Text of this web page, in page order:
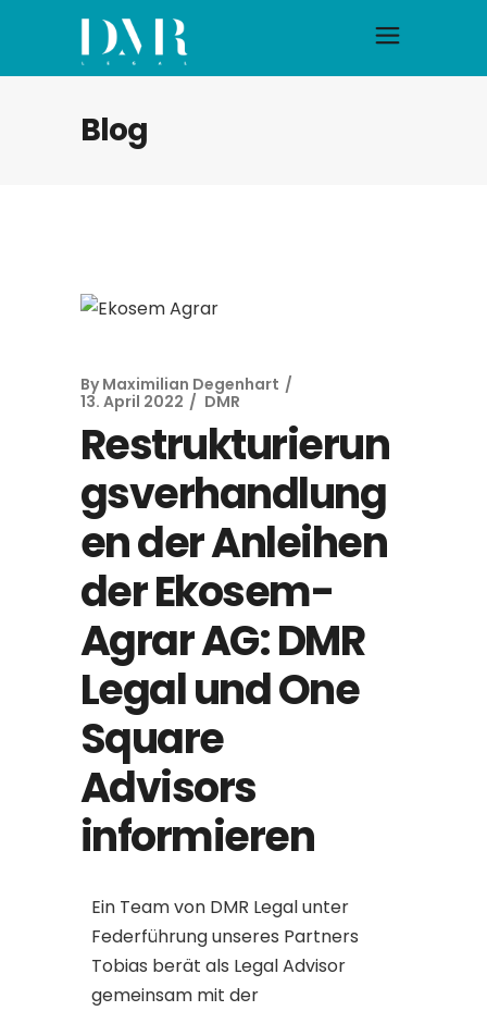
Blog
By Maximilian Degenhart
13. April 2022
DMR
Restrukturierun
gsverhandlung
en der Anleihen
der Ekosem-
Agrar AG: DMR
Legal und One
Square
Advisors
informieren
Ein Team von DMR Legal unter
Federführung unseres Partners
Tobias berät als Legal Advisor
gemeinsam mit der